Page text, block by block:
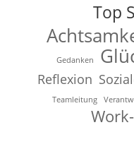
Top
Gedanken
Reflexion
Teamleitung